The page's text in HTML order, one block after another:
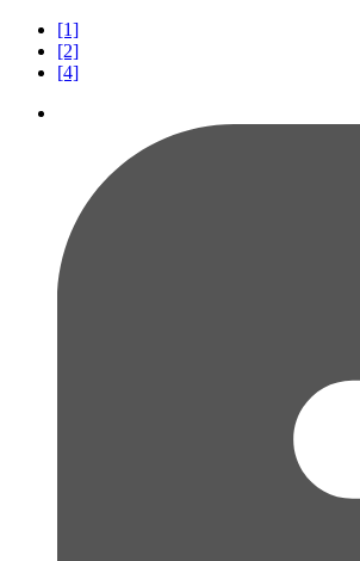
[1]
[2]
[4]